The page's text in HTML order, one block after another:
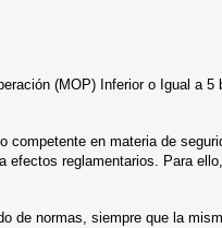
(MOP) Inferior o Igual a
en materia de
reglamentarios. Para
de normas, siempre que la